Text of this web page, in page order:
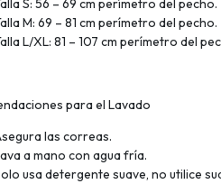
S: 56 – 69 cm perímetro del pecho.
M: 69 – 81 cm perímetro del pecho.
L/XL: 81 – 107 cm perímetro del
para el Lavado
las correas.
a mano con agua fría.
usa detergente suave, no utilice